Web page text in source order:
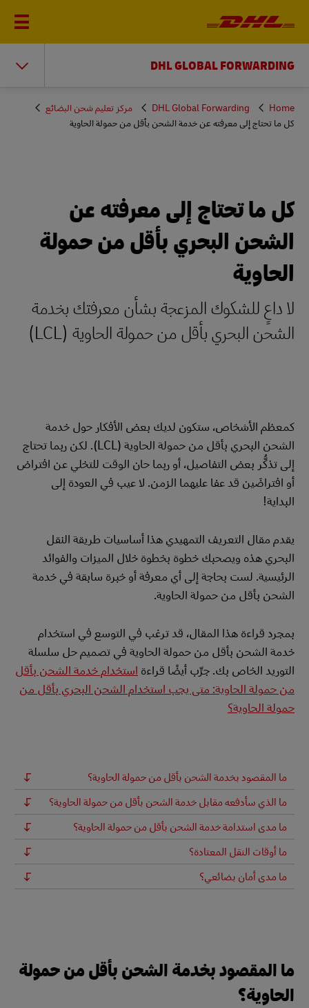
DHL GLOBAL FORWARDING
You
are
here
Home
DHL Global Forwarding
مركز تعليم شحن البضائع
كل ما تحتاج إلى معرفته عن خدمة الشحن بأقل من حمولة الحاوية
كل ما تحتاج إلى معرفته عن
الشحن البحري بأقل من حمولة
الحاوية
لا داعٍ للشكوك المزعجة بشأن معرفتك بخدمة
الشحن البحري بأقل من حمولة الحاوية (LCL)
كمعظم الأشخاص، ستكون لديك بعض الأفكار حول خدمة
الشحن البحري بأقل من حمولة الحاوية (LCL). لكن ربما تحتاج
إلى تذكُّر بعض التفاصيل، أو ربما حان الوقت للتخلي عن افتراض
أو افتراضَين قد عفا عليهما الزمن. لا عيب في العودة إلى
البداية!
يقدم مقال التعريف التمهيدي هذا أساسيات طريقة النقل
البحري هذه ويصحبك خطوة بخطوة خلال الميزات والفوائد
الرئيسية. لست بحاجة إلى أي معرفة أو خبرة سابقة في خدمة
الشحن بأقل من حمولة الحاوية.
بمجرد قراءة هذا المقال، قد ترغب في التوسع في استخدام
خدمة الشحن بأقل من حمولة الحاوية في تصميم حل سلسلة
التوريد الخاص بك. جرِّب أيضًا قراءة استخدام خدمة الشحن بأقل
من حمولة الحاوية: متى يجب استخدام الشحن البحري بأقل من
حمولة الحاوية؟
ما المقصود بخدمة الشحن بأقل من حمولة الحاوية؟
ما الذي سأدفعه مقابل خدمة الشحن بأقل من حمولة الحاوية؟
ما مدى استدامة خدمة الشحن بأقل من حمولة الحاوية؟
ما أوقات النقل المعتادة؟
ما مدى أمان بضائعي؟
ما المقصود بخدمة الشحن بأقل من حمولة
الحاوية؟